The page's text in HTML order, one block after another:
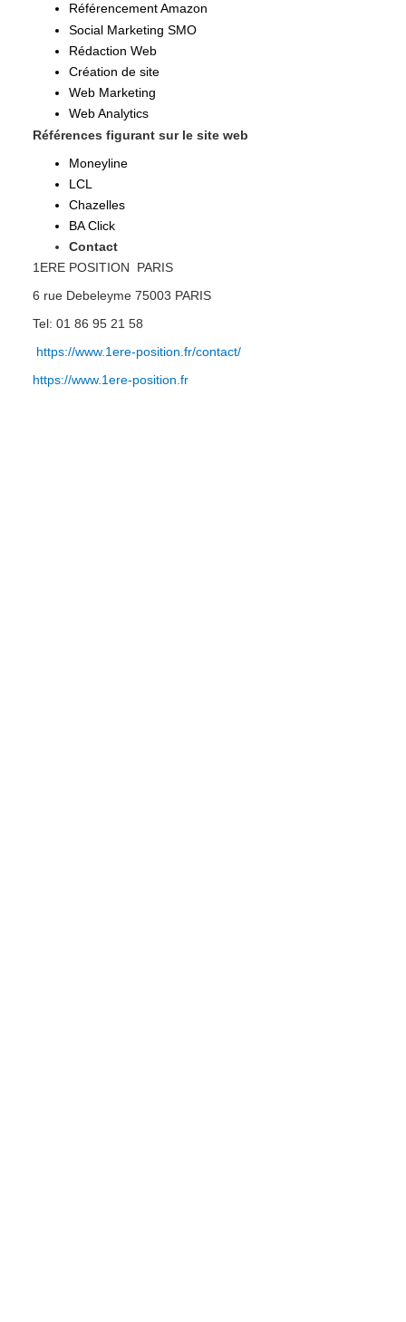
Référencement Amazon
Social Marketing SMO
Rédaction Web
Création de site
Web Marketing
Web Analytics
Références figurant sur le site web
Moneyline
LCL
Chazelles
BA Click
Contact
1ERE POSITION  PARIS
6 rue Debeleyme 75003 PARIS
Tel: 01 86 95 21 58
https://www.1ere-position.fr/contact/
https://www.1ere-position.fr